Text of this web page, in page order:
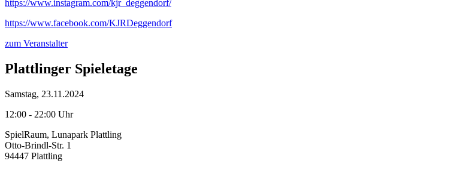
https://www.instagram.com/kjr_deggendorf/
https://www.facebook.com/KJRDeggendorf
zum Veranstalter
Plattlinger Spieletage
Samstag, 23.11.2024
12:00 - 22:00 Uhr
SpielRaum, Lunapark Plattling
Otto-Brindl-Str. 1
94447 Plattling